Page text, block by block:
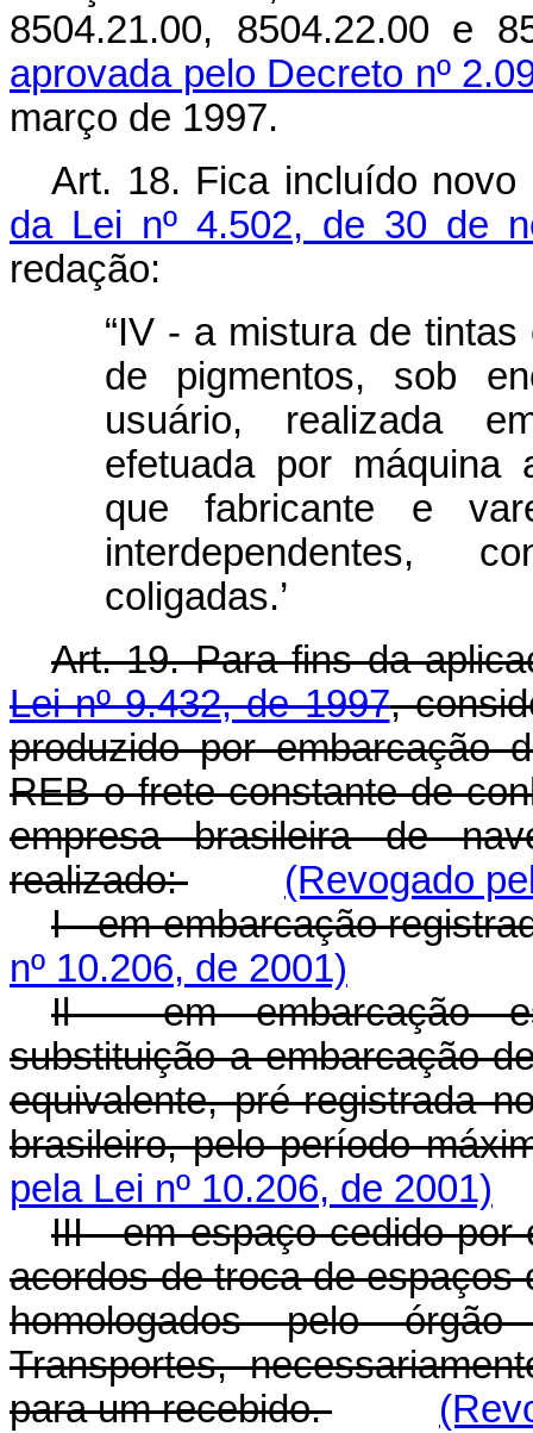
8504.21.00, 8504.22.00 e
aprovada pelo Decreto nº
março de 1997.
Art. 18. Fica incluído
da Lei nº 4.502, de 30 de
redação:
“IV - a mistura de
de pigmentos, sob
usuário, realizada
efetuada por máquina
que fabricante e
interdependentes,
coligadas.’
Art. 19. Para fins da
Lei nº 9.432, de 1997,
produzido por embarcação
REB o frete constante de
empresa brasileira de
realizado:
(Revogado
I - em embarcação
nº 10.206, de 2001)
Il - em embarcação
substituição a embarcação
equivalente, pré-registrada
brasileiro, pelo período
pela Lei nº 10.206, de 2001)
III - em espaço cedido por
acordos de troca de
homologados pelo
Transportes,
para um recebido.